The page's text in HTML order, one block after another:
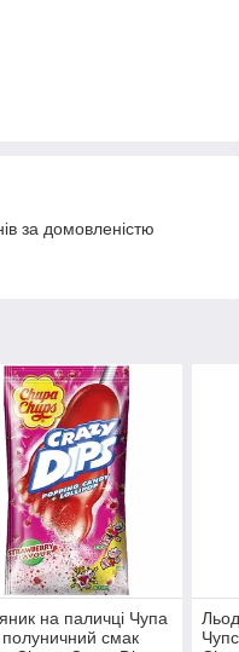
за домовленістю
на паличці Чупа
смак